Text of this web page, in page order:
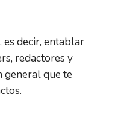
, es decir, entablar
redactores y
general que te